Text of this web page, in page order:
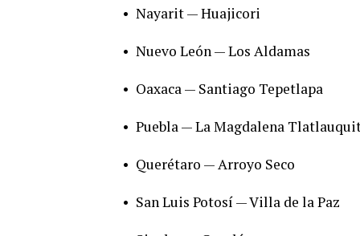
• Nayarit — Huajicori
• Nuevo León — Los Aldamas
• Oaxaca — Santiago Tepetlapa
• Puebla — La Magdalena
• Querétaro — Arroyo Seco
• San Luis Potosí — Villa de la Paz